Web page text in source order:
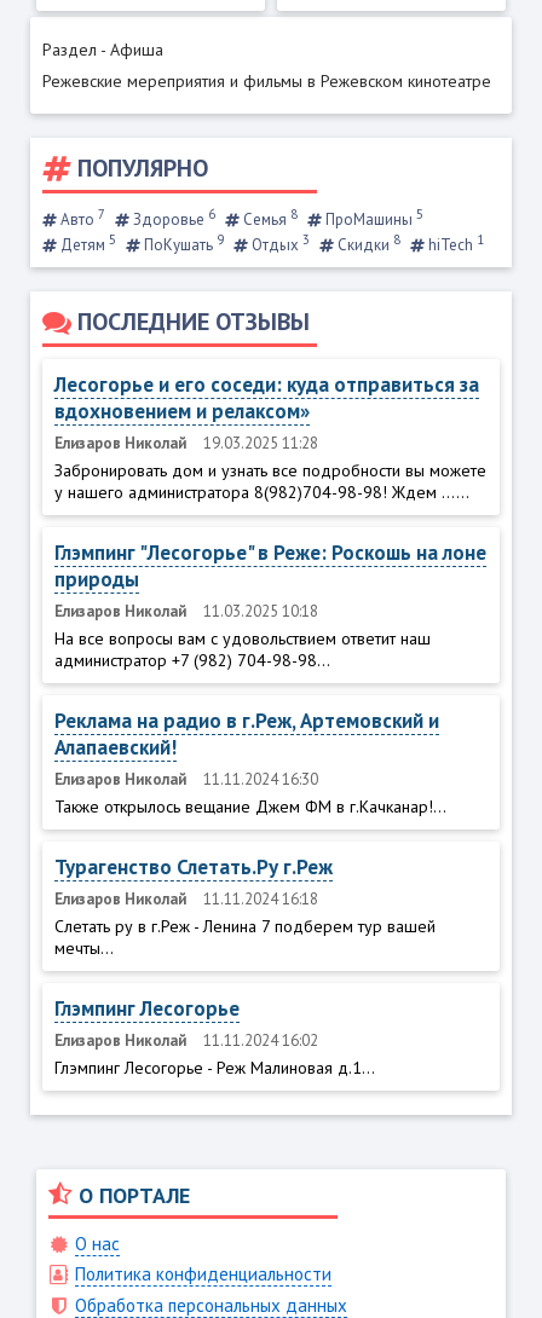
ПОПУЛЯРНО
Авто 7 Здоровье 6 Семья 8 ПроМашины 5
Детям 5 ПоКушать 9 Отдых 3 Скидки 8 hiTech 1
ПОСЛЕДНИЕ ОТЗЫВЫ
Лесогорье и его соседи: куда отправиться за
вдохновением и релаксом»
Елизаров Николай 19.03.2025 11:28
Забронировать дом и узнать все подробности вы можете
у нашего администратора 8(982)704-98-98! Ждем ......
Глэмпинг "Лесогорье" в Реже: Роскошь на лоне
природы
Елизаров Николай 11.03.2025 10:18
На все вопросы вам с удовольствием ответит наш
администратор +7 (982) 704-98-98...
Реклама на радио в г.Реж, Артемовский и
Алапаевский!
Елизаров Николай 11.11.2024 16:30
Также открылось вещание Джем ФМ в г.Качканар!...
Турагенство Слетать.Ру г.Реж
Елизаров Николай 11.11.2024 16:18
Слетать ру в г.Реж - Ленина 7 подберем тур вашей
мечты...
Глэмпинг Лесогорье
Елизаров Николай 11.11.2024 16:02
Глэмпинг Лесогорье - Реж Малиновая д.1...
Раздел - Афиша
Режевские мереприятия и фильмы в Режевском кинотеатре
О ПОРТАЛЕ
О нас
Политика конфиденциальности
Обработка персональных данных